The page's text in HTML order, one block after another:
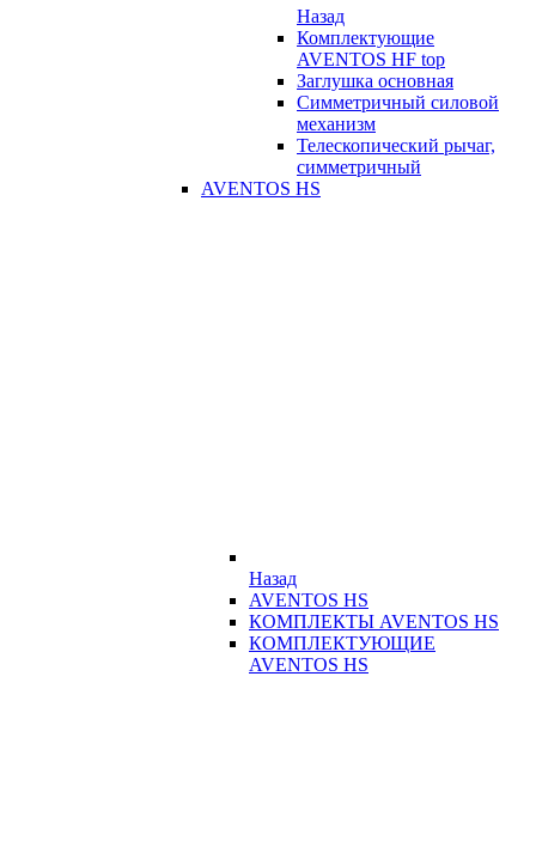
Назад
Комплектующие
AVENTOS HF top
Заглушка основная
Симметричный силовой
механизм
Телескопический рычаг,
симметричный
AVENTOS HS
Назад
AVENTOS HS
КОМПЛЕКТЫ AVENTOS HS
КОМПЛЕКТУЮЩИЕ
AVENTOS HS